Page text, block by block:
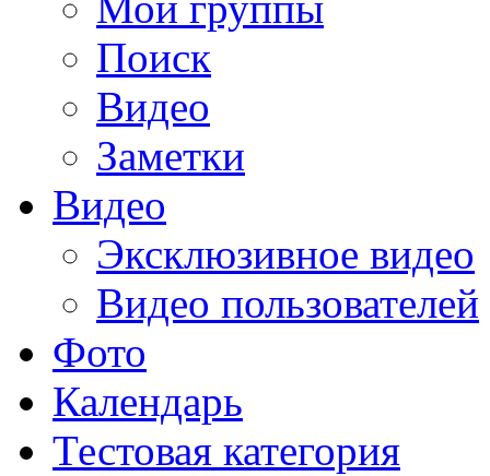
Поиск
Видео
Заметки
Видео
Эксклюзивное видео
Видео пользователей
Фото
Календарь
Тестовая категория